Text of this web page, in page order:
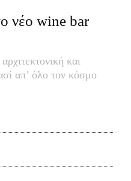
νέο wine bar
και
απ’ όλο τον κόσμο